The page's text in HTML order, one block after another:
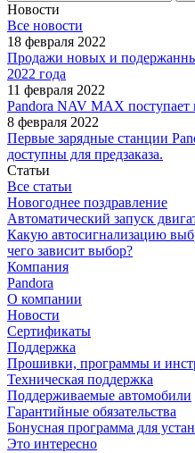
Новости
Все новости
18 февраля 2022
Продажи новых и
2022 года
11 февраля 2022
Pandora NAV MAX поступает
8 февраля 2022
Первые зарядные станции
доступны для предзаказа.
Статьи
Все статьи
Новогоднее поздравление
Автоматический запуск
Какую автосигнализацию
чего зависит выбор?
Компания
Pandora
О компании
Новости
Сертификаты
Поддержка
Прошивки, программы и
Техническая поддержка
Поддерживаемые автомобили
Гарантийные обязательства
Бонусная программа для
Это интересно